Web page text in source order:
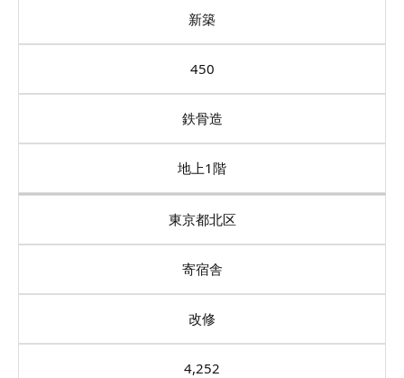
新築
450
鉄骨造
地上1階
東京都北区
寄宿舎
改修
4,252